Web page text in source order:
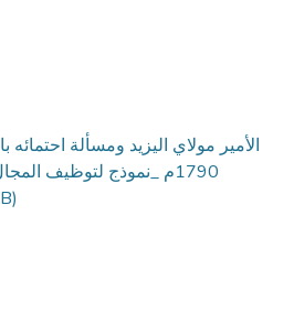
1790م _نموذج لتوظيف